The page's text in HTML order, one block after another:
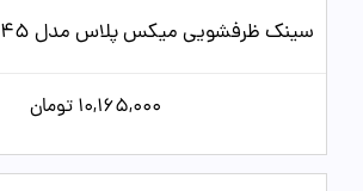
سینک ظرفشویی میکس پلاس مدل DMS45
10,165,000 تومان